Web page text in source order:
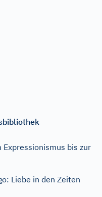
bis zur
Liebe in den Zeiten